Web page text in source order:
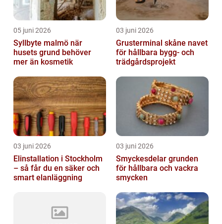
05 juni 2026
Syllbyte malmö när
husets grund behöver
mer än kosmetik
03 juni 2026
Grusterminal skåne navet
för hållbara bygg- och
trädgårdsprojekt
03 juni 2026
Elinstallation i Stockholm
– så får du en säker och
smart elanläggning
03 juni 2026
Smyckesdelar grunden
för hållbara och vackra
smycken